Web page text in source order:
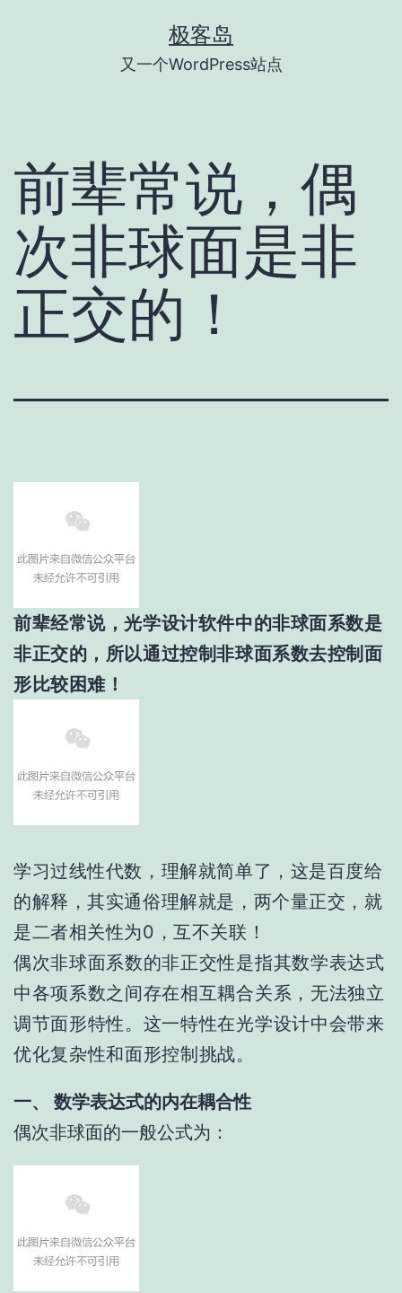
极客岛
又一个WordPress站点
前辈常说，偶
次非球面是非
正交的！
前辈经常说，光学设计软件中的非球面系数是
非正交的，所以通过控制非球面系数去控制面
形比较困难！
学习过线性代数，理解就简单了，这是百度给
的解释 ，其实通俗理解就是，两个量正交，就
是二者相关性为0，互不关联！
偶次非球面系数的非正交性是指其数学表达式
中各项系数之间存在相互耦合关系，无法独立
调节面形特性。这一特性在光学设计中会带来
优化复杂性和面形控制挑战。
一、 数学表达式的内在耦合性
偶次非球面的一般公式为：